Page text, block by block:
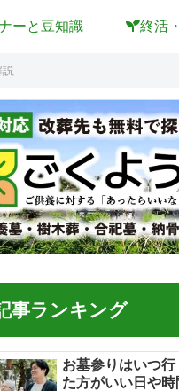
ーと豆知識 終活
事ランキング
お墓参りはいつ
た方がいい日や